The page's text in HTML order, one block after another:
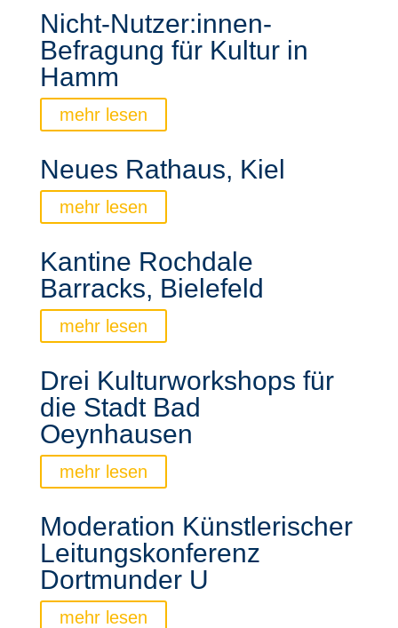
Nicht-Nutzer:innen-
Befragung für Kultur in
Hamm
mehr lesen
Neues Rathaus, Kiel
mehr lesen
Kantine Rochdale
Barracks, Bielefeld
mehr lesen
Drei Kulturworkshops für
die Stadt Bad
Oeynhausen
mehr lesen
Moderation Künstlerischer
Leitungskonferenz
Dortmunder U
mehr lesen